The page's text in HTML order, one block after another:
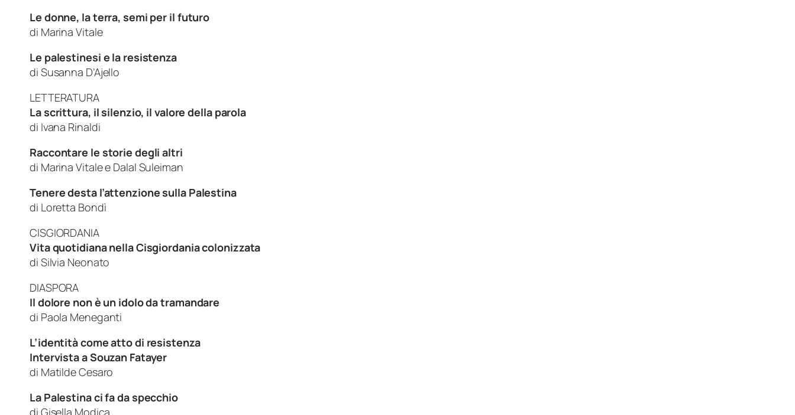
Le donne, la terra, semi per il futuro
di Marina Vitale
Le palestinesi e la resistenza
di Susanna D’Ajello
LETTERATURA
La scrittura, il silenzio, il valore della parola
di Ivana Rinaldi
Raccontare le storie degli altri
di Marina Vitale e Dalal Suleiman
Tenere desta l’attenzione sulla Palestina
di Loretta Bondì
CISGIORDANIA
Vita quotidiana nella Cisgiordania colonizzata
di Silvia Neonato
DIASPORA
Il dolore non è un idolo da tramandare
di Paola Meneganti
L’identità come atto di resistenza
Intervista a Souzan Fatayer
di Matilde Cesaro
La Palestina ci fa da specchio